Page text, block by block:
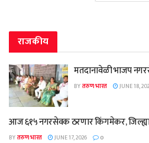
राजकीय
मतदानावेळी भाजप
BYतरुण भारत JUNE 18,
आज ६१५ नगरसेवक ठरणार किंगमेकर,
BYतरुण भारत JUNE 17, 2026 0